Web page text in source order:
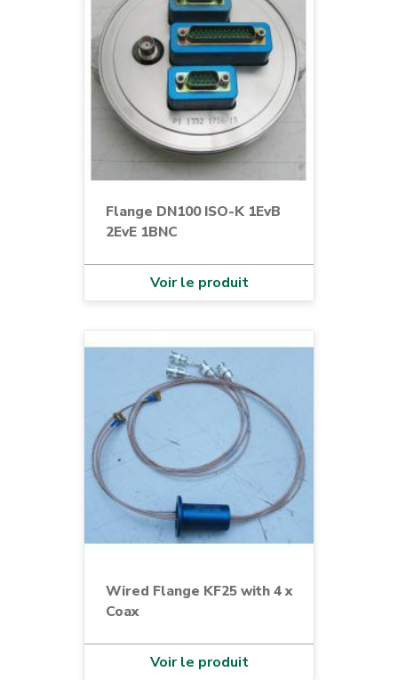
Flange DN100 ISO-K 1EvB
2EvE 1BNC
Voir le produit
Wired Flange KF25 with 4 x
Coax
Voir le produit